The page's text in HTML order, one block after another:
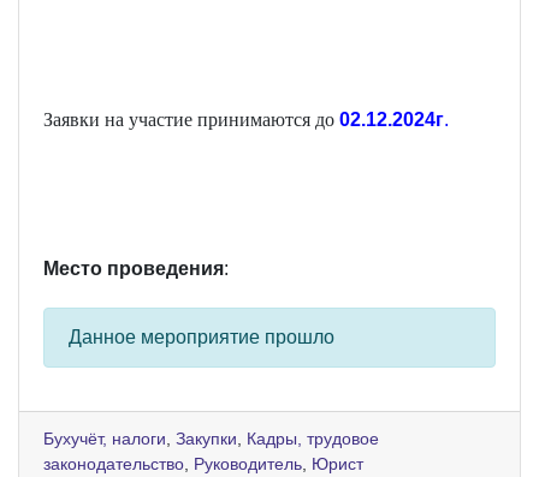
Заявки на участие принимаются до 02.12.2024г.
Место проведения:
Данное мероприятие прошло
Бухучёт, налоги Закупки
Кадры, трудовое
законодательство Руководитель Юрист